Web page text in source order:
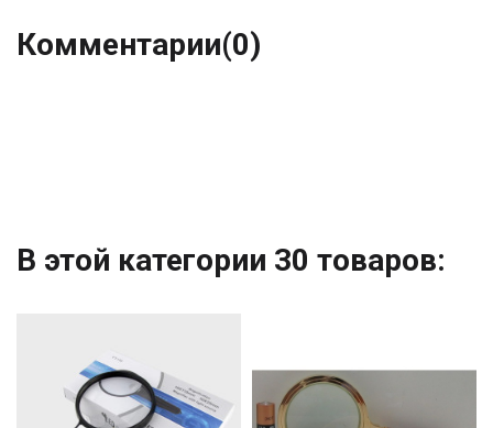
Комментарии(0)
В этой категории 30 товаров: